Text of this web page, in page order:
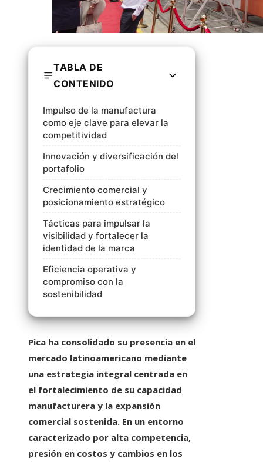
TABLA DE
CONTENIDO
Impulso de la manufactura
como eje clave para elevar la
competitividad
Innovación y diversificación del
portafolio
Crecimiento comercial y
posicionamiento estratégico
Tácticas para impulsar la
visibilidad y fortalecer la
identidad de la marca
Eficiencia operativa y
compromiso con la
sostenibilidad
Pica ha consolidado su presencia en el
mercado latinoamericano mediante
una estrategia integral centrada en
el fortalecimiento de su capacidad
manufacturera y la expansión
comercial sostenida. En un entorno
caracterizado por alta competencia,
presión en costos y cambios en los